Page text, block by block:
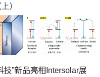
）
技”新品亮相Intersolar展